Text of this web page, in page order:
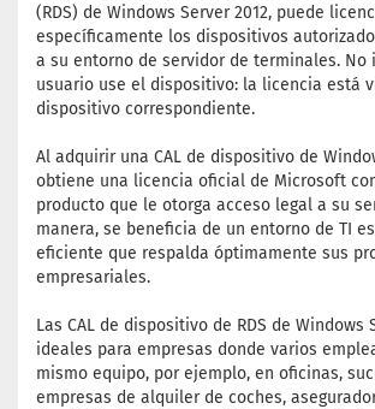
(RDS) de Windows Server 2012, puede
específicamente los dispositivos
a su entorno de servidor de terminales. No
usuario use el dispositivo: la licencia está
dispositivo correspondiente.
Al adquirir una CAL de dispositivo de
obtiene una licencia oficial de Microsoft
producto que le otorga acceso legal a su
manera, se beneficia de un entorno de TI
eficiente que respalda óptimamente sus
empresariales.
Las CAL de dispositivo de RDS de Windows
ideales para empresas donde varios
mismo equipo, por ejemplo, en oficinas,
empresas de alquiler de coches,